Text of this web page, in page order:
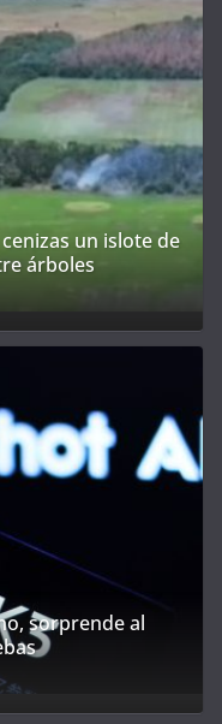
un islote de
árboles
sorprende al